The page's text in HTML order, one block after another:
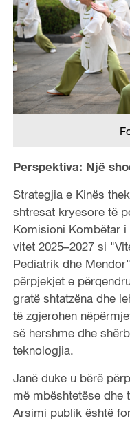
Perspektiva: Një
Strategjia e Kinës
shtresat kryesore të
Komisioni Kombëtar
vitet 2025–2027 si
Pediatrik dhe
përpjekjet e
gratë shtatzëna dhe
të zgjerohen
së hershme dhe
teknologjia.
Janë duke u bërë
më mbështetëse dhe
Arsimi publik është